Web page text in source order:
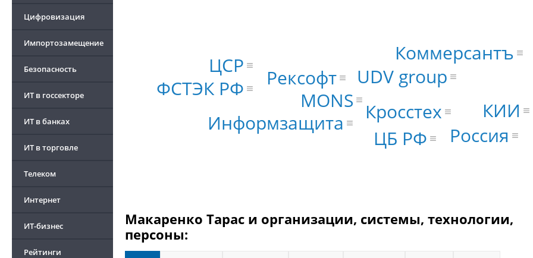
Цифровизация
Импортозамещение
Безопасность
ИТ в госсекторе
ИТ в банках
ИТ в торговле
Телеком
Интернет
ИТ-бизнес
Рейтинги
MONS
UDV group
Кросстех
Рексофт
Информзащита
ЦСР
ФСТЭК РФ
ЦБ РФ Россия
КИИ
Коммерсантъ
Макаренко Тарас и организации, системы, технологии,
персоны: